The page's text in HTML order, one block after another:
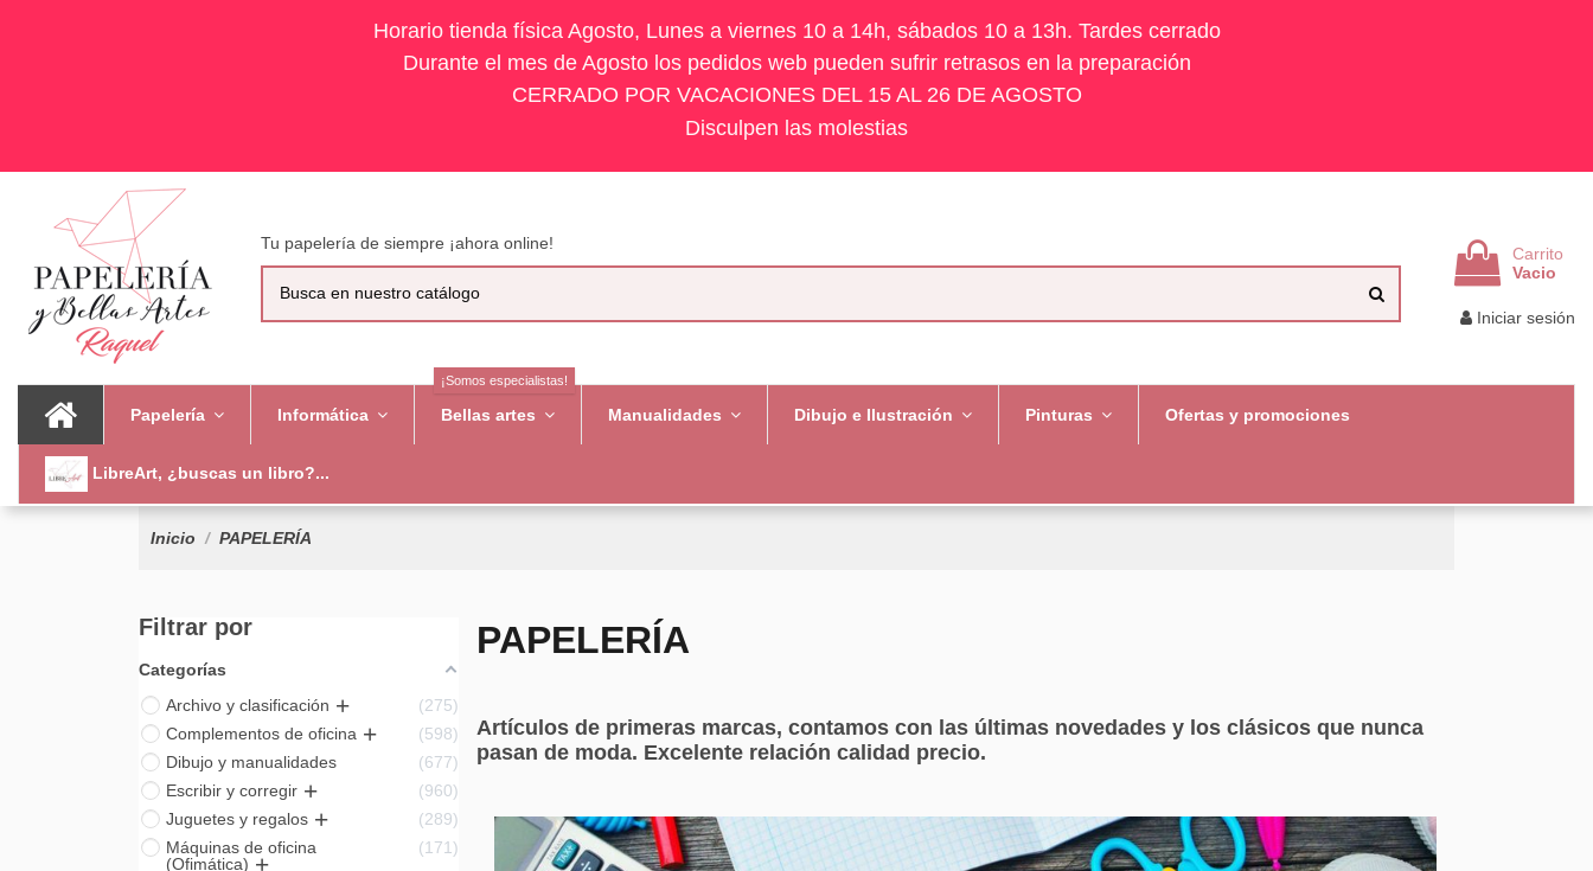
Horario tienda física Agosto, Lunes a viernes 10 a 14h, sábados 10 a 13h. Tardes cerrado
Durante el mes de Agosto los pedidos web pueden sufrir retrasos en la preparación
CERRADO POR VACACIONES DEL 15 AL 26 DE AGOSTO
Disculpen las molestias
Tu papelería de siempre ¡ahora online!
Carrito
Vacio
Iniciar sesión
Papelería Informática Bellas artes
¡Somos especialistas!
Manualidades Dibujo e Ilustración Pinturas Ofertas y promociones
LibreArt, ¿buscas un libro?...
Inicio PAPELERÍA
PAPELERÍA
Artículos de primeras marcas, contamos con las últimas novedades y los clásicos que nunca
pasan de moda. Excelente relación calidad precio.
Filtrar por
Categorías
Archivo y clasificación
275
Complementos de oficina
598
Dibujo y manualidades
677
Escribir y corregir
960
Juguetes y regalos
289
Máquinas de oficina
(Ofimática)
171